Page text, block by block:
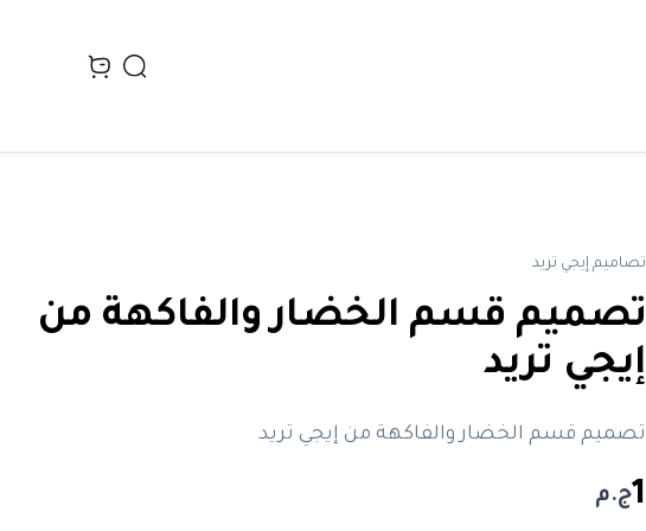
Search
view bag
تصاميم إيجي تريد
تصميم قسم الخضار والفاكهة من
إيجي تريد
تصميم قسم الخضار والفاكهة من إيجي تريد
1ج.م